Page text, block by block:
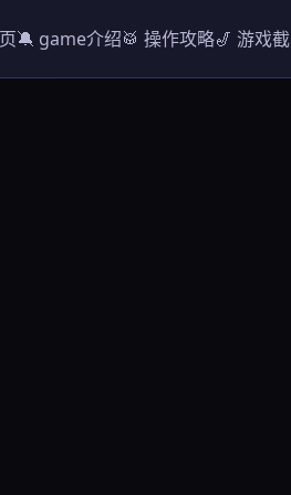
🔕 game介绍🥁 操作攻略🎷 游戏